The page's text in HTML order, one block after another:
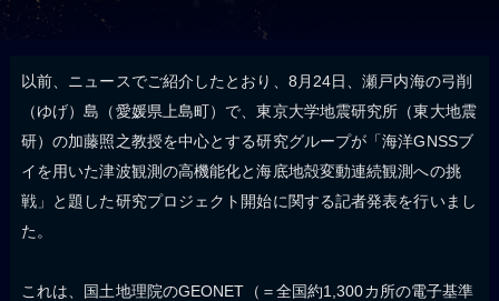
以前、ニュースでご紹介したとおり、8月24日、瀬戸内海の弓削
（ゆげ）島（愛媛県上島町）で、東京大学地震研究所（東大地震
研）の加藤照之教授を中心とする研究グループが「海洋GNSSブ
イを用いた津波観測の高機能化と海底地殻変動連続観測への挑
戦」と題した研究プロジェクト開始に関する記者発表を行いまし
た。
これは、国土地理院のGEONET（＝全国約1,300カ所の電子基準